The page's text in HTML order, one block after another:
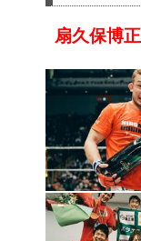
扇久保博正